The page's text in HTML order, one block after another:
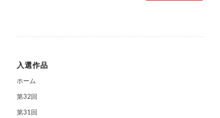
入選作品
ホーム
第32回
第31回